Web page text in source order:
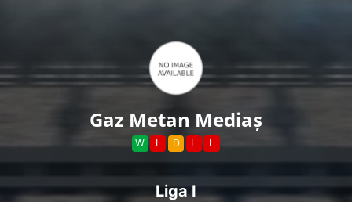
Gaz Metan Mediaş
W L D L L
Liga I